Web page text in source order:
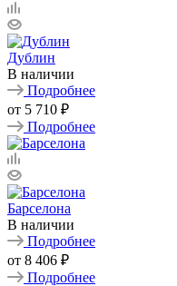
Дублин
В наличии
Подробнее
от 5 710 ₽
Подробнее
Барселона
В наличии
Подробнее
от 8 406 ₽
Подробнее